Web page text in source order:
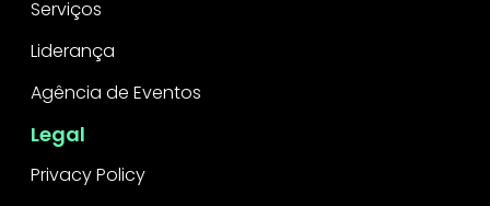
Serviços
Liderança
Agência de Eventos
Legal
Privacy Policy